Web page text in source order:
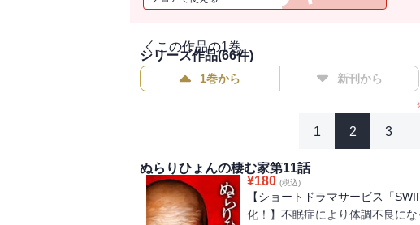
この作品の1巻
シリーズ作品(66件)
1巻から 新刊から
1 2 3
ぬらりひょんの棲む家第11話
¥180 (税込)
【ショートドラマサービス「
化！】不眠症により体調不良に